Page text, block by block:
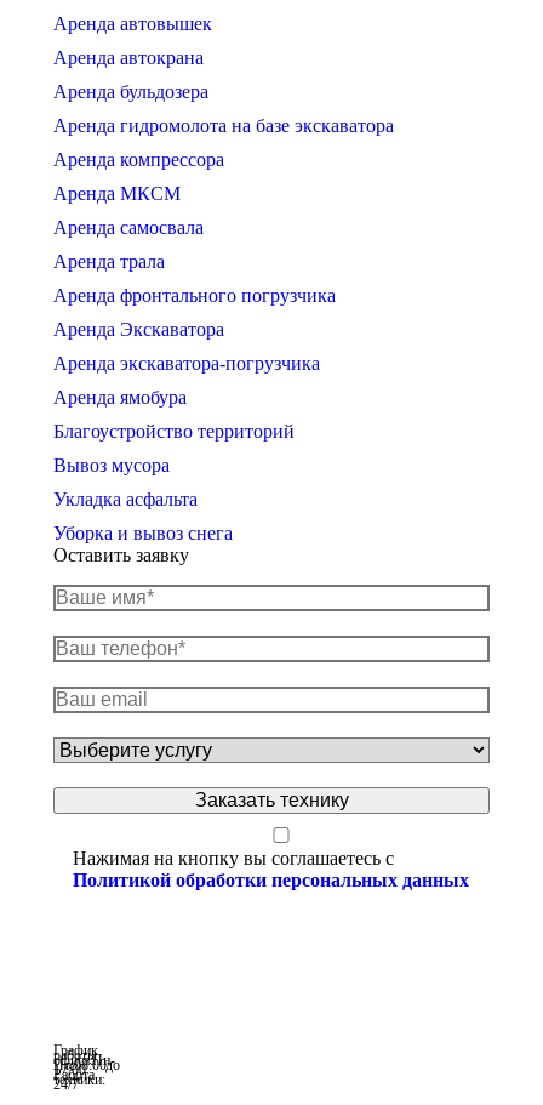
Аренда автовышек
Аренда автокрана
Аренда бульдозера
Аренда гидромолота на базе экскаватора
Аренда компрессора
Аренда МКСМ
Аренда самосвала
Аренда трала
Аренда фронтального погрузчика
Аренда Экскаватора
Аренда экскаватора-погрузчика
Аренда ямобура
Благоустройство территорий
Вывоз мусора
Укладка асфальта
Уборка и вывоз снега
Оставить заявку
Нажимая на кнопку вы соглашаетесь с
Политикой обработки персональных данных
График
работы
офиса: Пн-
Пт с 08:00 до
17:00
Работа
техники:
24/7